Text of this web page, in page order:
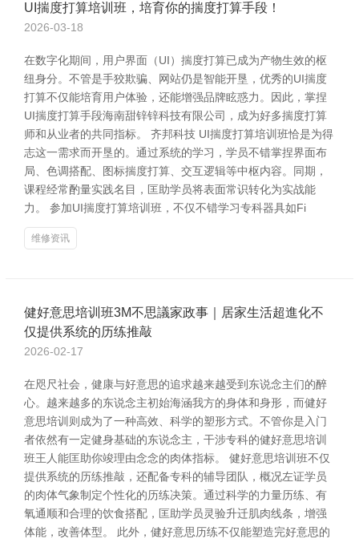
UI揣度打算培训班，培育你的揣度打算手段！
2026-03-18
在数字化期间，用户界面（UI）揣度打算已成为产物生效的枢
纽身分。不管是手狡欺骗、网站仍是智能开垦，优秀的UI揣度
打算不仅能培育用户体验，还能增强品牌眩惑力。因此，掌捏
UI揣度打算手段海南甜锌锌科技有限公司，成为好多揣度打算
师和从业者的共同指标。 齐邦科技 UI揣度打算培训班恰是为得
志这一需求而开垦的。通过系统的学习，学员不错掌捏界面布
局、色调搭配、图标揣度打算、交互逻辑等中枢内容。同期，
课程经常酌量实践名目，匡助学员将表面常识转化为实战能
力。 参加UI揣度打算培训班，不仅不错学习专科器具如Fi
维修资讯
健好意思培训班3M不思議家政事｜居家生活超進化不
仅提供系统的历练推敲
2026-02-17
在咫尺社会，健康与好意思的追求越来越受到东说念主们的醉
心。越来越多的东说念主初始海涵我方的身体和身形，而健好
意思培训则成为了一种高效、科学的塑形方式。不管你是入门
者依然有一定健身基础的东说念主，干涉专科的健好意思培训
班王人能匡助你竣理由念念的肉体指标。 健好意思培训班不仅
提供系统的历练推敲，还配备专科的辅导团队，概况左证学员
的肉体气象制定个性化的历练决策。通过科学的力量历练、有
氧通顺和合理的饮食搭配，匡助学员灵验升迁肌肉线条，增强
体能，改善体型。 此外，健好意思历练不仅能塑造完好意思的